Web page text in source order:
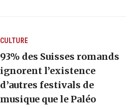
CULTURE
93% des Suisses romands
ignorent l’existence
d’autres festivals de
musique que le Paléo